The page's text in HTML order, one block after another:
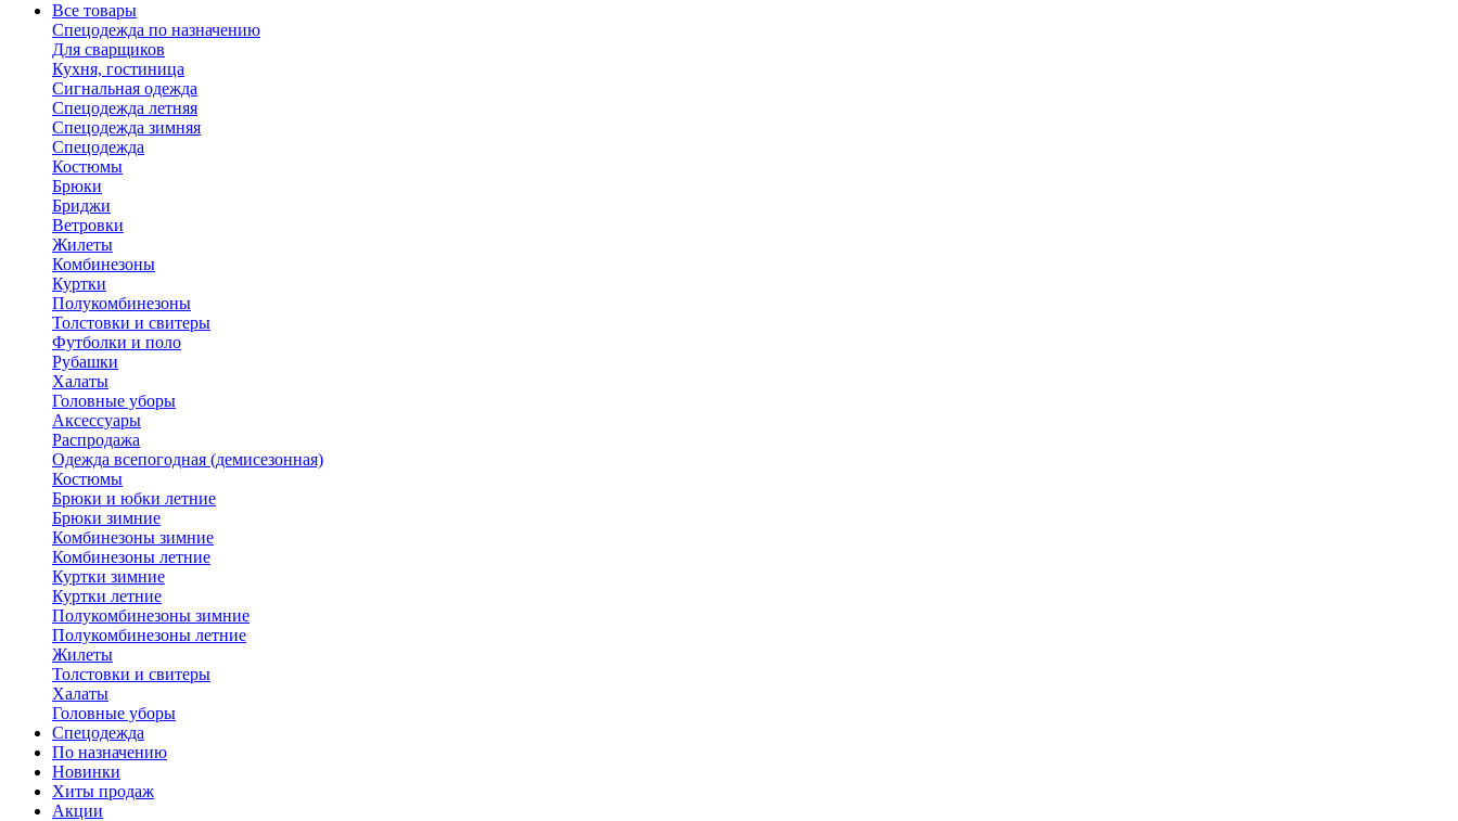
Все товары
Спецодежда по назначению
Для сварщиков
Кухня, гостиница
Сигнальная одежда
Спецодежда летняя
Спецодежда зимняя
Спецодежда
Костюмы
Брюки
Бриджи
Ветровки
Жилеты
Комбинезоны
Куртки
Полукомбинезоны
Толстовки и свитеры
Футболки и поло
Рубашки
Халаты
Головные уборы
Аксессуары
Распродажа
Одежда всепогодная (демисезонная)
Костюмы
Брюки и юбки летние
Брюки зимние
Комбинезоны зимние
Комбинезоны летние
Куртки зимние
Куртки летние
Полукомбинезоны зимние
Полукомбинезоны летние
Жилеты
Толстовки и свитеры
Халаты
Головные уборы
Спецодежда
По назначению
Новинки
Хиты продаж
Акции